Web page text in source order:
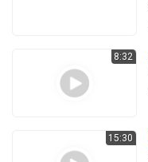
8:32
15:30